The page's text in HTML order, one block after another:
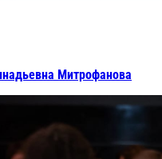
Митрофанова